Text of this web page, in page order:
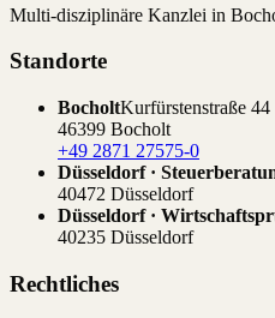
Multi-disziplinäre Kanzlei in
Standorte
BocholtKurfürstenstraße
46399 Bocholt
+49 2871 27575-0
Düsseldorf ·
40472 Düsseldorf
Düsseldorf ·
40235 Düsseldorf
Rechtliches